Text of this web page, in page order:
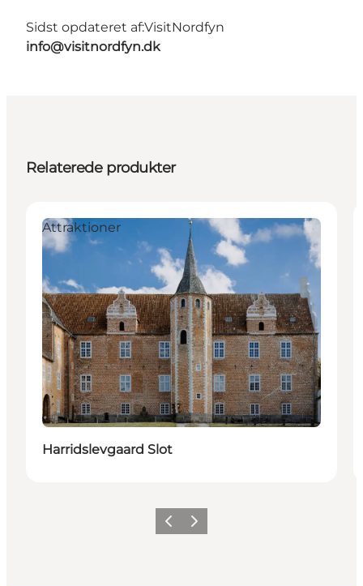
Sidst opdateret af:VisitNordfyn
info@visitnordfyn.dk
Relaterede produkter
Attraktioner
Harridslevgaard Slot
ForrigeNæste